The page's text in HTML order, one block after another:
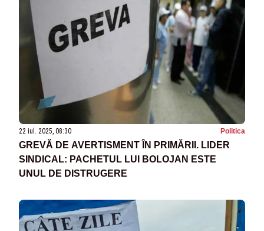
22 iul. 2025, 08:30 Politica
GREVĂ DE AVERTISMENT ÎN PRIMĂRII. LIDER
SINDICAL: PACHETUL LUI BOLOJAN ESTE
UNUL DE DISTRUGERE